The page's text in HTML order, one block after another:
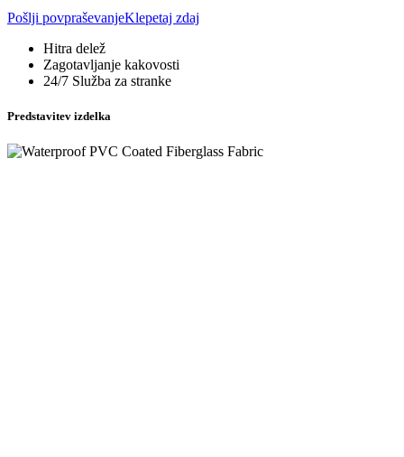
Pošlji povpraševanjeKlepetaj zdaj
Hitra delež
Zagotavljanje kakovosti
24/7 Služba za stranke
Predstavitev izdelka